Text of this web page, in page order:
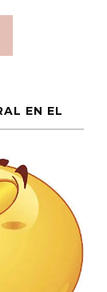
EN EL